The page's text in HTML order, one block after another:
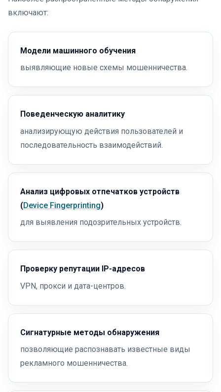
включают:
Модели машинного обучения
выявляющие новые схемы мошенничества.
Поведенческую аналитику
анализирующую действия пользователей и
последовательность взаимодействий.
Анализ цифровых отпечатков устройств
(Device Fingerprinting)
для выявления подозрительных устройств.
Проверку репутации IP-адресов
VPN, прокси и дата-центров.
Сигнатурные методы обнаружения
позволяющие распознавать известные виды
рекламного мошенничества.